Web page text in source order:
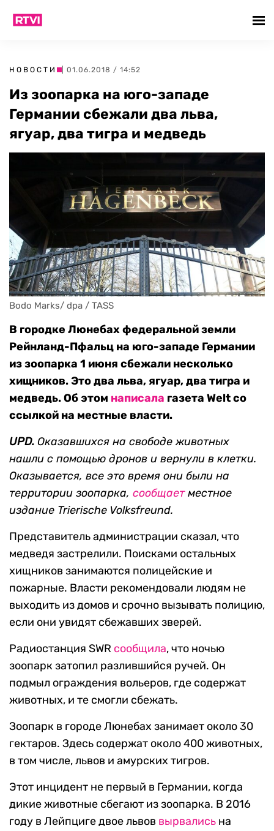
НОВОСТИ | 01.06.2018 / 14:52
Из зоопарка на юго-западе
Германии сбежали два льва,
ягуар, два тигра и медведь
Bodo Marks/ dpa / TASS
В городке Люнебах федеральной земли
Рейнланд-Пфальц на юго-западе Германии
из зоопарка 1 июня сбежали несколько
хищников. Это два льва, ягуар, два тигра и
медведь. Об этом написала газета Welt cо
ссылкой на местные власти.
UPD. Оказавшихся на свободе животных
нашли с помощью дронов и вернули в клетки.
Оказывается, все это время они были на
территории зоопарка, сообщаетместное
издание Trierische Volksfreund.
Представитель администрации сказал, что
медведя застрелили. Поисками остальных
хищников занимаются полицейские и
пожарные. Власти рекомендовали людям не
выходить из домов и срочно вызывать полицию,
если они увидят сбежавших зверей.
Радиостанция SWR сообщила, что ночью
зоопарк затопил разлившийся ручей. Он
подмыл ограждения вольеров, где содержат
животных, и те смогли сбежать.
Зоопарк в городе Люнебах занимает около 30
гектаров. Здесь содержат около 400 животных,
в том числе, львов и амурских тигров.
Этот инцидент не первый в Германии, когда
дикие животные сбегают из зоопарка. В 2016
году в Лейпциге двое львов вырвались на